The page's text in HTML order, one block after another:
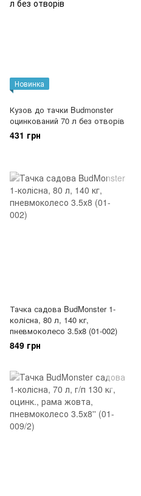
Новинка
Кузов до тачки Budmonster
оцинкований 70 л без отворів
431 грн
Тачка садова BudMonster 1-
колісна, 80 л, 140 кг,
пневмоколесо 3.5х8 (01-002)
849 грн